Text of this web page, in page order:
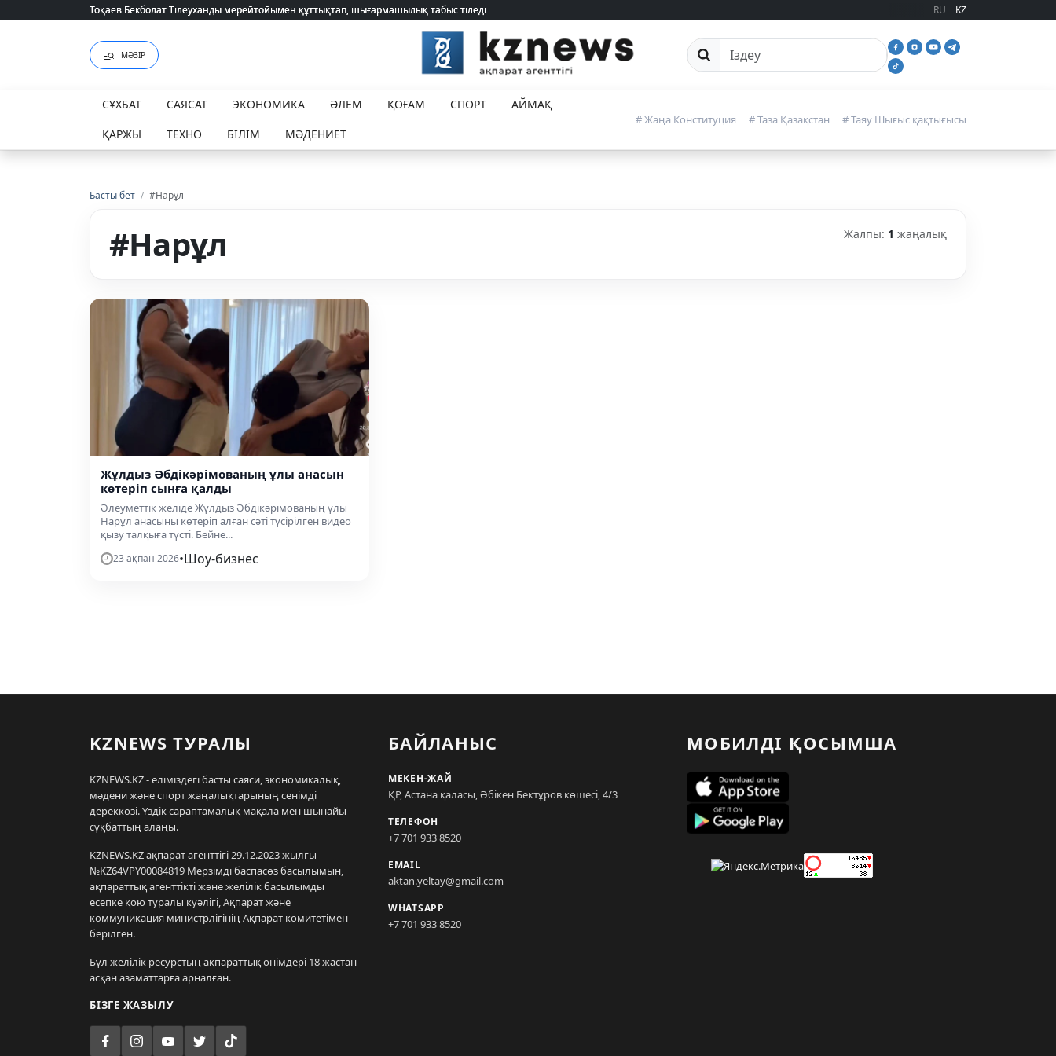
Тоқаев Бекболат Тілеуханды мерейтойымен құттықтап, шығармашылық табыс тіледі
Тоқаев Бекболат Тілеуханды мерейтойымен құттықтап, шығармашылық табыс тіледі RU KZ
МӘЗІР Сайттан іздеу
СҰХБАТ САЯСАТ ЭКОНОМИКА ӘЛЕМ ҚОҒАМ СПОРТ
АЙМАҚ
ҚАРЖЫ
ТЕХНО БІЛІМ МӘДЕНИЕТ
# Жаңа Конституция # Таза Қазақстан # Таяу Шығыс қақтығысы
Басты бет / #Нарұл
#Нарұл Жалпы: 1 жаңалық
Жұлдыз Әбдікәрімованың ұлы анасын
көтеріп сынға қалды
Әлеуметтік желіде Жұлдыз Әбдікәрімованың ұлы
Нарұл анасыны көтеріп алған сәті түсірілген видео
қызу талқыға түсті. Бейне...
23 ақпан 2026•Шоу-бизнес
KZNEWS ТУРАЛЫ
KZNEWS.KZ - еліміздегі басты саяси, экономикалық,
мәдени және спорт жаңалықтарының сенімді
дереккөзі. Үздік сараптамалық мақала мен шынайы
сұқбаттың алаңы.
KZNEWS.KZ ақпарат агенттігі 29.12.2023 жылғы
№KZ64VPY00084819 Мерзімді баспасөз басылымын,
ақпараттық агенттікті және желілік басылымды
есепке қою туралы куәлігі, Ақпарат және
коммуникация министрлігінің Ақпарат комитетімен
берілген.
Бұл желілік ресурстың ақпараттық өнімдері 18 жастан
асқан азаматтарға арналған.
БІЗГЕ ЖАЗЫЛУ
БАЙЛАНЫС
МЕКЕН-ЖАЙ
ҚР, Астана қаласы, Әбікен Бектұров көшесі, 4/3
ТЕЛЕФОН
+7 701 933 8520
EMAIL
aktan.yeltay@gmail.com
WHATSAPP
+7 701 933 8520
МОБИЛДІ ҚОСЫМША